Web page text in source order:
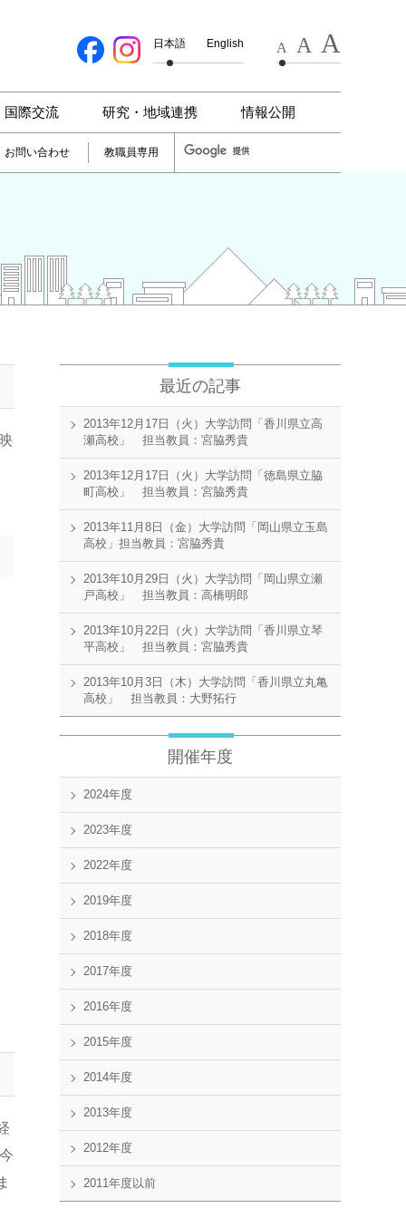
日本語 English A A A
国際交流 研究・地域連携 情報公開
お問い合わせ 教職員専用
最近の記事
2013年12月17日（火）大学訪問「香川県立高
瀬高校」 担当教員：宮脇秀貴
2013年12月17日（火）大学訪問「徳島県立脇
町高校」 担当教員：宮脇秀貴
2013年11月8日（金）大学訪問「岡山県立玉島
高校」担当教員：宮脇秀貴
2013年10月29日（火）大学訪問「岡山県立瀬
戸高校」 担当教員：高橋明郎
2013年10月22日（火）大学訪問「香川県立琴
平高校」 担当教員：宮脇秀貴
2013年10月3日（木）大学訪問「香川県立丸亀
高校」 担当教員：大野拓行
開催年度
2024年度
2023年度
2022年度
2019年度
2018年度
2017年度
2016年度
2015年度
2014年度
2013年度
2012年度
2011年度以前